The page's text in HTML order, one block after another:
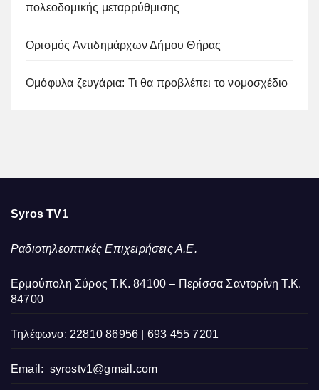
πολεοδομικής μεταρρύθμισης
Ορισμός Αντιδημάρχων Δήμου Θήρας
Ομόφυλα ζευγάρια: Τι θα προβλέπει το νομοσχέδιο
Syros TV1
Ραδιοτηλεοπτικές Επιχειρήσεις Α.Ε.
Ερμούπολη Σύρος Τ.Κ. 84100 – Περίσσα Σαντορίνη Τ.Κ.
84700
Τηλέφωνο: 22810 86956 | 693 455 7201
Email: syrostv1@gmail.com